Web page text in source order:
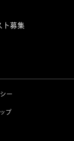
ント
ト募集
ー
プ